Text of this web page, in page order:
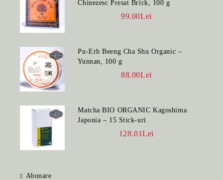
Chinezesc Presat Brick, 100 g
99.00Lei
Pu-Erh Beeng Cha Shu Organic –
Yunnan, 100 g
88.00Lei
Matcha BIO ORGANIC Kagoshima
Japonia – 15 Stick-uri
128.01Lei
Abonare